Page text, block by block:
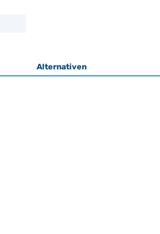
Alternativen